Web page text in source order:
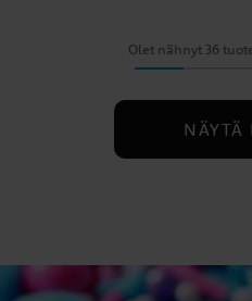
Olet nähnyt 36
NÄYTÄ